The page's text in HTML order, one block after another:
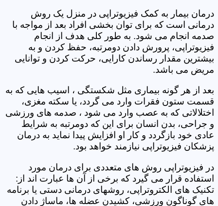
درمان بیمار به کمک فیزیوتراپی در منزل یک روش
درمانی است که برای توان بخشی افراد بعد از مواجه با
صدمه انجام می شود. به طور کلی هدف از انجام
فیزیوتراپی، پرورش دادن دومرتبه، حفظ کردن و به
بیشترین مقدار رساندن کارایی، حرکت کردن و توانایی
مریض می باشد.
بعد از هر گونه بیماری مثل شکستگی ، اسیب هایی که به
قسمت ستون فقرات وارد می گردد، یا سکته مغزی،
اختلالاتی که به عصب وارد می شود ، صدمه های ورزشی
و جراحی، بدن انسان برای این که دومرتبه به شرایط
عادی خود بازگردد و کار او افزایش پیدا نماید به درمان
پزشکان فیزیوتراپی نیازمند خواهد بود.
در فیزیوتراپی روش های متعددی برای درمان مورد
استفاده قرار می گیرد که برخی از آن ها عبارت اند از:
تکنیک های الکتروتراپی، روشهای درمانی دستی یا برنامه
های گوناگون ورزشی، کشیدن عضله ها، ماساژ دادن